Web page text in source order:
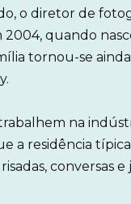
o diretor de
2004, quando
tornou-se
na
a residência
conversas